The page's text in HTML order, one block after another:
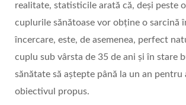
realitate, statisticile arată că, deși peste
cuplurile sănătoase vor obține o sarcină
încercare, este, de asemenea, perfect
cuplu sub vârsta de 35 de ani și în stare
sănătate să aștepte până la un an pentru
obiectivul propus.